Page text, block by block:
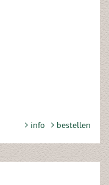
info bestellen